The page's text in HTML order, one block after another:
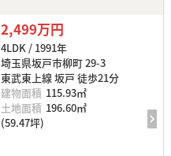
2,499万円
4LDK / 1991年
埼玉県坂戸市柳町 29-3
東武東上線 坂戸 徒歩21分
建物面積 115.93㎡
土地面積 196.60㎡
(59.47坪)